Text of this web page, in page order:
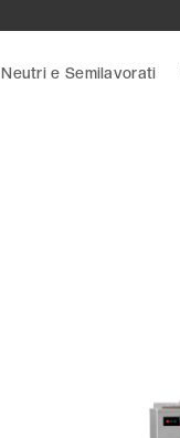
Neutri e Semilavorati